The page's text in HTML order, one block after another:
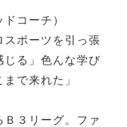
コーチ）
スポーツを引っ張
じる」色んな学び
で来れた」
３リーグ。ファ